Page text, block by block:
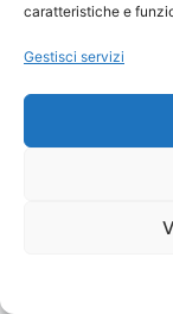
caratteristiche e
Gestisci servizi
©